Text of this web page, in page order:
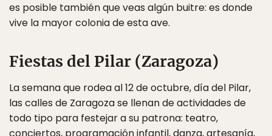
es posible también que veas algún buitre: es donde
vive la mayor colonia de esta ave.
Fiestas del Pilar (Zaragoza)
La semana que rodea al 12 de octubre, día del Pilar,
las calles de Zaragoza se llenan de actividades de
todo tipo para festejar a su patrona: teatro,